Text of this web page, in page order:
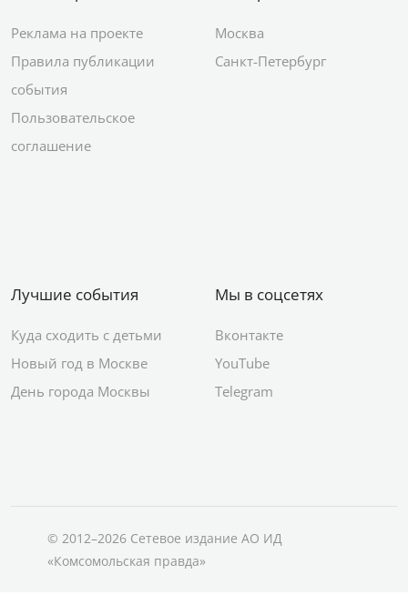
Реклама на проекте
Правила публикации
события
Пользовательское
соглашение
Москва
Санкт-Петербург
Лучшие события
Куда сходить с детьми
Новый год в Москве
День города Москвы
Мы в соцсетях
Вконтакте
YouTube
Telegram
© 2012–2026 Сетевое издание АО ИД
«Комсомольская правда»